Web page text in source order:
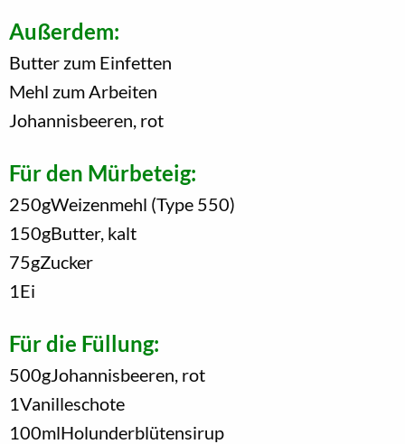
Außerdem:
Butter zum Einfetten
Mehl zum Arbeiten
Johannisbeeren, rot
Für den Mürbeteig:
250gWeizenmehl (Type 550)
150gButter, kalt
75gZucker
1 Ei
Für die Füllung:
500gJohannisbeeren, rot
1Vanilleschote
100mlHolunderblütensirup